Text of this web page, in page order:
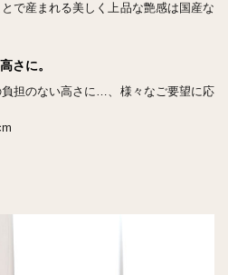
で産まれる美しく上品な艶感は国産な
さに。
担のない高さに…、様々なご要望に応